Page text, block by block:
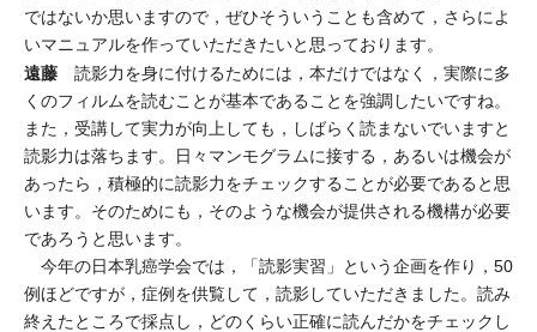
ではないか思いますので，ぜひそういうことも含めて，さらによ
いマニュアルを作っていただきたいと思っております。
遠藤 読影力を身に付けるためには，本だけではなく，実際に多
くのフィルムを読むことが基本であることを強調したいですね。
また，受講して実力が向上しても，しばらく読まないでいますと
読影力は落ちます。日々マンモグラムに接する，あるいは機会が
あったら，積極的に読影力をチェックすることが必要であると思
います。そのためにも，そのような機会が提供される機構が必要
であろうと思います。
今年の日本乳癌学会では，「読影実習」という企画を作り，50
例ほどですが，症例を供覧して，読影していただきました。読み
終えたところで採点し，どのくらい正確に読んだかをチェックし